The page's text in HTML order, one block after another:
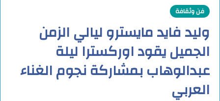
فن وثقافة
وليد فايد مايسترو ليالي الزمن
الجميل يقود اوركسترا ليلة
عبدالوهاب بمشاركة نجوم الغناء
العربي